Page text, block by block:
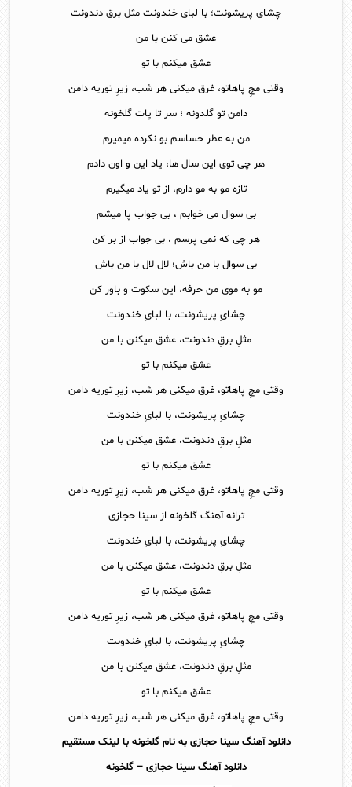
چشای پریشونت؛ با لبای خندونت مثل برق دندونت
عشق می کنن با من
عشق میکنم با تو
وقتی مچِ پاهاتو، غرق میکنی هر شب، زیرِ توریه دامن
دامن تو گلدونه ؛ سر تا پات گلخونه
من به عطر حساسم بو نکرده میمیرم
هر چی توی این سال ها، یاد این و اون دادم
تازه مو به مو دارم، از تو یاد میگیرم
بی سوال می خوابم ، بی جواب پا میشم
هر چی که نمی پرسم ، بی جواب از بر کن
بی سوال با من باش؛ لال لال با من باش
مو به موی من حرفه، این سکوت و باور کن
چشایِ پریشونت، با لبایِ خندونت
مثلِ برقِ دندونت، عشق میکنن با من
عشق میکنم با تو
وقتی مچِ پاهاتو، غرق میکنی هر شب، زیرِ توریه دامن
چشایِ پریشونت، با لبایِ خندونت
مثلِ برقِ دندونت، عشق میکنن با من
عشق میکنم با تو
وقتی مچِ پاهاتو، غرق میکنی هر شب، زیرِ توریه دامن
ترانه آهنگ گلخونه از سینا حجازی
چشایِ پریشونت، با لبایِ خندونت
مثلِ برقِ دندونت، عشق میکنن با من
عشق میکنم با تو
وقتی مچِ پاهاتو، غرق میکنی هر شب، زیرِ توریه دامن
چشایِ پریشونت، با لبایِ خندونت
مثلِ برقِ دندونت، عشق میکنن با من
عشق میکنم با تو
وقتی مچِ پاهاتو، غرق میکنی هر شب، زیرِ توریه دامن
دانلود آهنگ سینا حجازی به نام گلخونه با لینک مستقیم
دانلود آهنگ سینا حجازی – گلخونه